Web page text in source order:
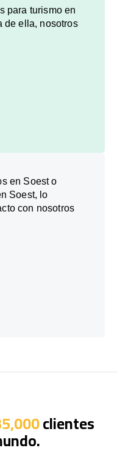
para turismo en
de ella, nosotros
en Soest o
Soest, lo
con nosotros
clientes